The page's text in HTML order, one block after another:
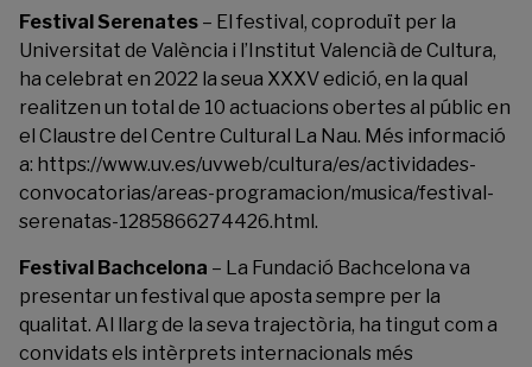
Festival Serenates – El festival, coproduït per la
Universitat de València i l’Institut Valencià de Cultura,
ha celebrat en 2022 la seua XXXV edició, en la qual
realitzen un total de 10 actuacions obertes al públic en
el Claustre del Centre Cultural La Nau. Més informació
a: https://www.uv.es/uvweb/cultura/es/actividades-
convocatorias/areas-programacion/musica/festival-
serenatas-1285866274426.html .
Festival Bachcelona – La Fundació Bachcelona va
presentar un festival que aposta sempre per la
qualitat. Al llarg de la seva trajectòria, ha tingut com a
convidats els intèrprets internacionals més